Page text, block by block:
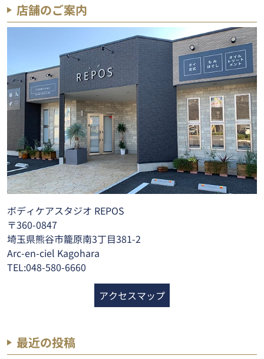
店舗のご案内
ボディケアスタジオ REPOS
〒360-0847
埼玉県熊谷市籠原南3丁目381-2
Arc-en-ciel Kagohara
TEL:048-580-6660
アクセスマップ
最近の投稿